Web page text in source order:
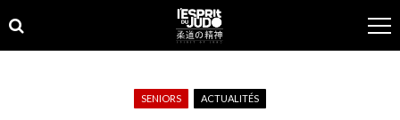
to
navigation
to
content
SENIORS ACTUALITÉS